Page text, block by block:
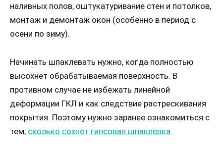
наливных полов, оштукатуривание стен и потолков,
монтаж и демонтаж окон (особенно в период с
осени по зиму).
Начинать шпаклевать нужно, когда полностью
высохнет обрабатываемая поверхность. В
противном случае не избежать линейной
деформации ГКЛ и как следствие растрескивания
покрытия. Поэтому нужно заранее ознакомиться с
тем, сколько сохнет гипсовая шпаклевка.